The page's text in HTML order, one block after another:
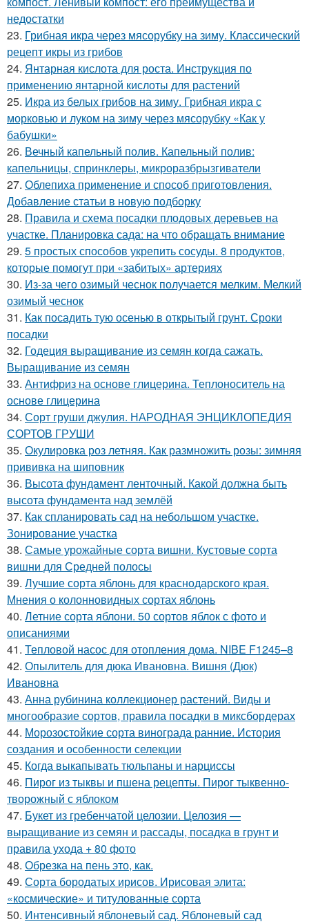
недостатки
23. Грибная икра через мясорубку на зиму. Классический
рецепт икры из грибов
24. Янтарная кислота для роста. Инструкция по
применению янтарной кислоты для растений
25. Икра из белых грибов на зиму. Грибная икра с
морковью и луком на зиму через мясорубку «Как у
бабушки»
26. Вечный капельный полив. Капельный полив:
капельницы, спринклеры, микроразбрызгиватели
27. Облепиха применение и способ приготовления.
Добавление статьи в новую подборку
28. Правила и схема посадки плодовых деревьев на
участке. Планировка сада: на что обращать внимание
29. 5 простых способов укрепить сосуды. 8 продуктов,
которые помогут при «забитых» артериях
30. Из-за чего озимый чеснок получается мелким. Мелкий
озимый чеснок
31. Как посадить тую осенью в открытый грунт. Сроки
посадки
32. Годеция выращивание из семян когда сажать.
Выращивание из семян
33. Антифриз на основе глицерина. Теплоноситель на
основе глицерина
34. Сорт груши джулия. НАРОДНАЯ ЭНЦИКЛОПЕДИЯ
СОРТОВ ГРУШИ
35. Окулировка роз летняя. Как размножить розы: зимняя
прививка на шиповник
36. Высота фундамент ленточный. Какой должна быть
высота фундамента над землёй
37. Как спланировать сад на небольшом участке.
Зонирование участка
38. Самые урожайные сорта вишни. Кустовые сорта
вишни для Средней полосы
39. Лучшие сорта яблонь для краснодарского края.
Мнения о колонновидных сортах яблонь
40. Летние сорта яблони. 50 сортов яблок с фото и
описаниями
41. Тепловой насос для отопления дома. NIBE F1245–8
42. Опылитель для дюка Ивановна. Вишня (Дюк)
Ивановна
43. Анна рубинина коллекционер растений. Виды и
многообразие сортов, правила посадки в миксбордерах
44. Морозостойкие сорта винограда ранние. История
создания и особенности селекции
45. Когда выкапывать тюльпаны и нарциссы
46. Пирог из тыквы и пшена рецепты. Пирог тыквенно-
творожный с яблоком
47. Букет из гребенчатой целозии. Целозия —
выращивание из семян и рассады, посадка в грунт и
правила ухода + 80 фото
48. Обрезка на пень это, как.
49. Сорта бородатых ирисов. Ирисовая элита:
«космические» и титулованные сорта
50. Интенсивный яблоневый сад. Яблоневый сад